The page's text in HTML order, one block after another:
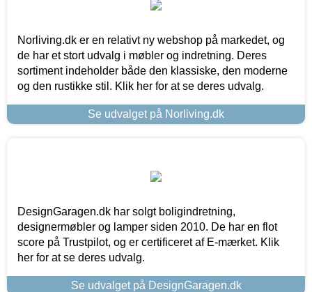
Norliving.dk er en relativt ny webshop på markedet, og
de har et stort udvalg i møbler og indretning. Deres
sortiment indeholder både den klassiske, den moderne
og den rustikke stil. Klik her for at se deres udvalg.
Se udvalget på Norliving.dk
DesignGaragen.dk har solgt boligindretning,
designermøbler og lamper siden 2010. De har en flot
score på Trustpilot, og er certificeret af E-mærket. Klik
her for at se deres udvalg.
Se udvalget på DesignGaragen.dk